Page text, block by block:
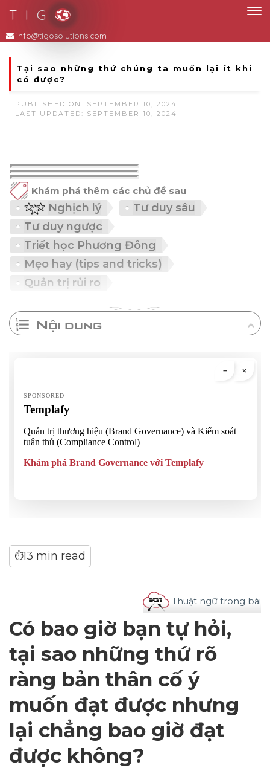
T I G
Tại sao những thứ chúng ta muốn lại ít khi
có được?
PUBLISHED ON: SEPTEMBER 10, 2024
LAST UPDATED: SEPTEMBER 10, 2024
Khám phá thêm các chủ đề sau
Nghịch lý
Tư duy sâu
Tư duy ngược
Triết học Phương Đông
Mẹo hay (tips and tricks)
Quản trị rủi ro
Nội dung
⏱13 min read
Thuật ngữ trong bài
Có bao giờ bạn tự hỏi,
tại sao những thứ rõ
ràng bản thân cố ý
muốn đạt được nhưng
lại chẳng bao giờ đạt
được không?